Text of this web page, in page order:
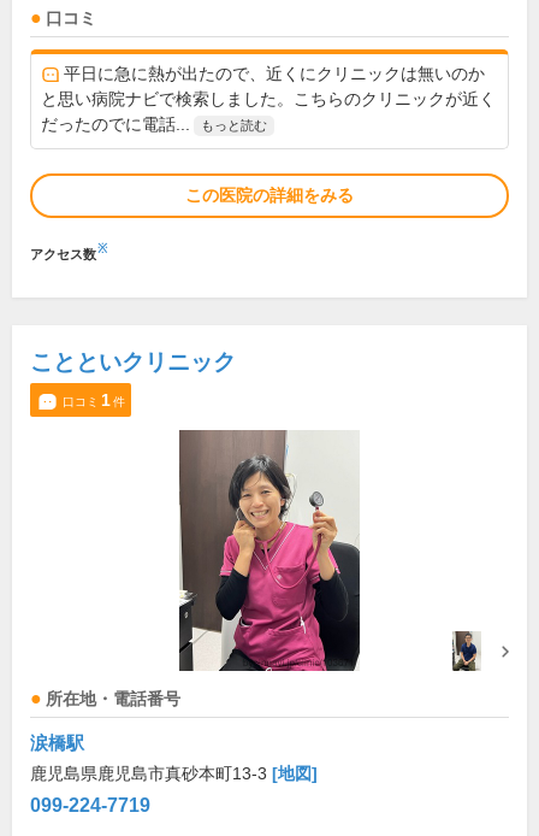
口コミ
平日に急に熱が出たので、近くにクリニックは無いのか
と思い病院ナビで検索しました。こちらのクリニックが近く
だったのでに電話...
もっと読む
この医院の詳細をみる
アクセス数※
ことといクリニック
口コミ 1件
所在地・電話番号
涙橋駅
鹿児島県鹿児島市真砂本町13-3 [地図]
099-224-7719